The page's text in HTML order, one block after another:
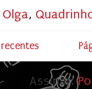
Olga,
Assinar: